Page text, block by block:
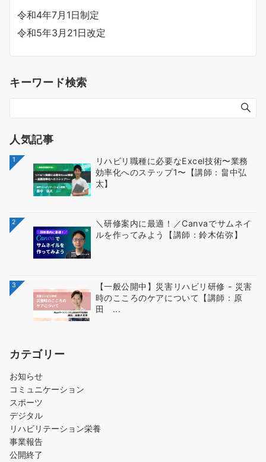
令和4年7月1日制定
令和5年3月21日改定
キーワード検索
人気記事
1
リハビリ職種に必要なExcel技術〜業務
効率化へのステップ1〜【講師：畠中弘
太】
2
＼研修案内に最適！／Canvaでサムネイ
ルを作ってみよう【講師：鈴木佑弥】
3
【一般公開中】災害リハビリ研修 - 災害
時のこころのケアについて【講師：原
田 ...
カテゴリー
お知らせ
コミュニケーション
スポーツ
デジタル
リハビリテーション栄養
事業報告
公開終了